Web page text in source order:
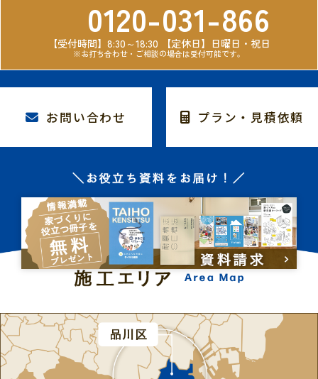
0120-031-866
【受付時間】8:30～18:30 【定休日】日曜日・祝日
※お打ち合わせ・ご相談の場合は受付可能です。
お問い合わせ プラン・見積依頼